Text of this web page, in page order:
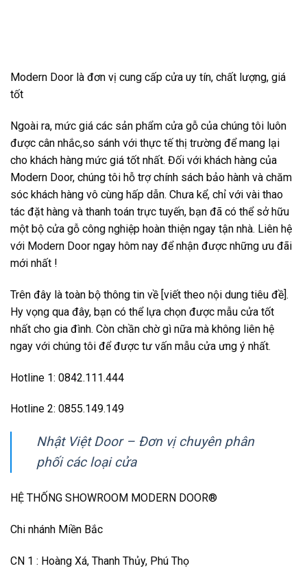
Modern Door là đơn vị cung cấp cửa uy tín, chất lượng, giá
tốt
Ngoài ra, mức giá các sản phẩm cửa gỗ của chúng tôi luôn
được cân nhắc,so sánh với thực tế thị trường để mang lại
cho khách hàng mức giá tốt nhất. Đối với khách hàng của
Modern Door, chúng tôi hỗ trợ chính sách bảo hành và chăm
sóc khách hàng vô cùng hấp dẫn. Chưa kể, chỉ với vài thao
tác đặt hàng và thanh toán trực tuyến, bạn đã có thể sở hữu
một bộ cửa gỗ công nghiệp hoàn thiện ngay tận nhà. Liên hệ
với Modern Door ngay hôm nay để nhận được những ưu đãi
mới nhất !
Trên đây là toàn bộ thông tin về [viết theo nội dung tiêu đề].
Hy vọng qua đây, bạn có thể lựa chọn được mẫu cửa tốt
nhất cho gia đình. Còn chần chờ gì nữa mà không liên hệ
ngay với chúng tôi để được tư vấn mẫu cửa ưng ý nhất.
Hotline 1: 0842.111.444
Hotline 2: 0855.149.149
Nhật Việt Door – Đơn vị chuyên phân
phối các loại cửa
HỆ THỐNG SHOWROOM MODERN DOOR®
Chi nhánh Miền Bắc
CN 1 : Hoàng Xá, Thanh Thủy, Phú Thọ